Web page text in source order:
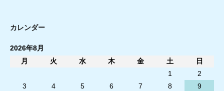
カレンダー
2026年8月
月
火 水 木 金 土 日
1
2
3
4 5 6 7 8
9